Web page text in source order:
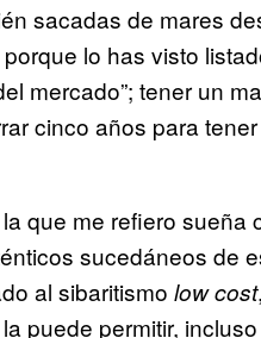
sacadas de mares
lo has visto
mercado”; tener un
cinco años para
que me refiero sueña
sucedáneos de
al sibaritismo low cost
puede permitir,